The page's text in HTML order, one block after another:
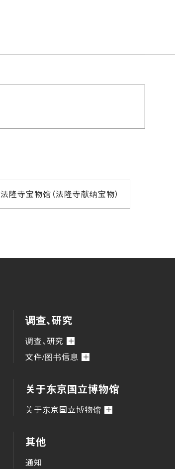
法隆寺宝物馆（法隆寺献纳宝物）
调查、研究
调查、研究
文件/图书信息
关于东京国立博物馆
关于东京国立博物馆
其他
通知